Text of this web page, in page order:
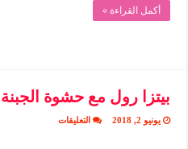
أكمل القراءة »
بيتزا رول مع حشوة الجبنة
يونيو 2, 2018 التعليقاتعلى